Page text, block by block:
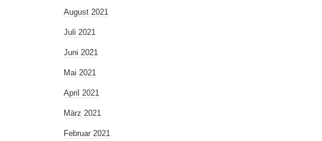
August 2021
Juli 2021
Juni 2021
Mai 2021
April 2021
März 2021
Februar 2021